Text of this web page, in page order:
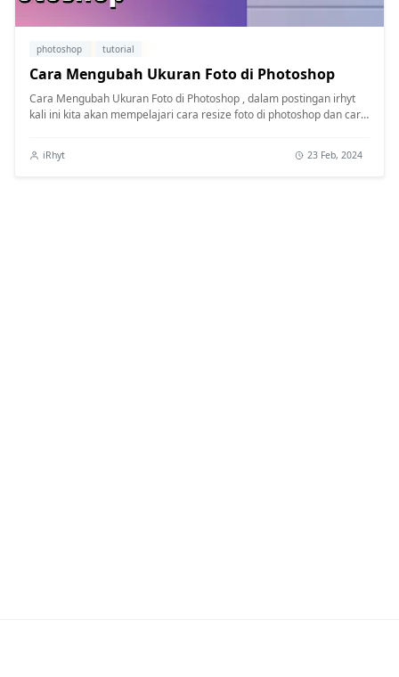
photoshop tutorial
Cara Mengubah Ukuran Foto di Photoshop
Cara Mengubah Ukuran Foto di Photoshop , dalam postingan irhyt
kali ini kita akan mempelajari cara resize foto di photoshop dan cara
iRhyt 23 Feb, 2024